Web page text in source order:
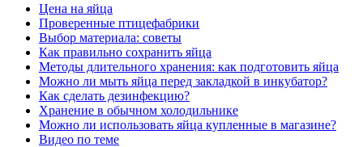
Цена на яйца
Проверенные птицефабрики
Выбор материала: советы
Как правильно сохранить яйца
Методы длительного хранения: как подготовить яйца
Можно ли мыть яйца перед закладкой в инкубатор?
Как сделать дезинфекцию?
Хранение в обычном холодильнике
Можно ли использовать яйца купленные в магазине?
Видео по теме